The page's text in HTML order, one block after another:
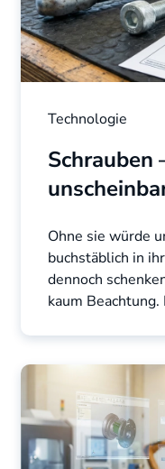
Technologie
Schrauben
Ohne sie würde
buchstäblich in
dennoch
kaum